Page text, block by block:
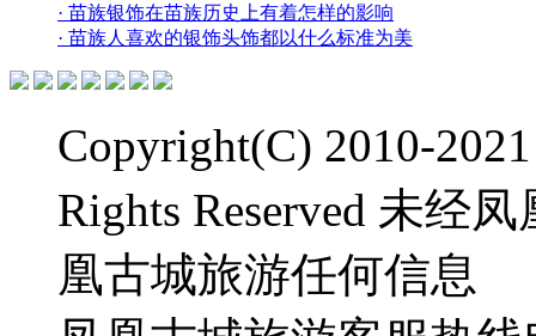
· 苗族银饰在苗族历史上有着怎样的影响
· 苗族人喜欢的银饰头饰都以什么标准为美
Copyright(C) 2010-
Rights Reserved 未经
凰古城旅游任何信息